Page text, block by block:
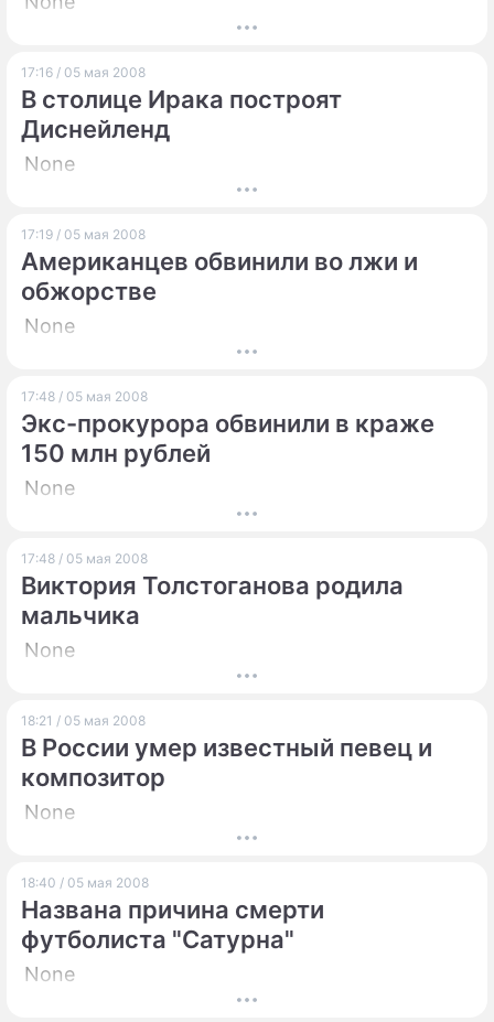
17:16 / 05 мая 2008
В столице Ирака построят
Диснейленд
None
17:19 / 05 мая 2008
Американцев обвинили во лжи и
обжорстве
None
17:48 / 05 мая 2008
Экс-прокурора обвинили в краже
150 млн рублей
None
17:48 / 05 мая 2008
Виктория Толстоганова родила
мальчика
None
18:21 / 05 мая 2008
В России умер известный певец и
композитор
None
18:40 / 05 мая 2008
Названа причина смерти
футболиста "Сатурна"
None